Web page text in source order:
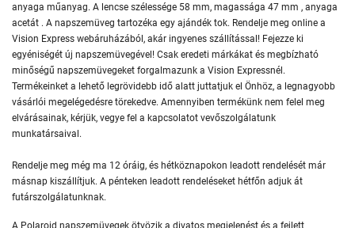
anyaga műanyag. A lencse szélessége 58 mm, magassága 47 mm , anyaga
acetát . A napszemüveg tartozéka egy ajándék tok. Rendelje meg online a
Vision Express webáruházából, akár ingyenes szállítással! Fejezze ki
egyéniségét új napszemüvegével! Csak eredeti márkákat és megbízható
minőségű napszemüvegeket forgalmazunk a Vision Expressnél.
Termékeinket a lehető legrövidebb idő alatt juttatjuk el Önhöz, a legnagyobb
vásárlói megelégedésre törekedve. Amennyiben termékünk nem felel meg
elvárásainak, kérjük, vegye fel a kapcsolatot vevőszolgálatunk
munkatársaival.
Rendelje meg még ma 12 óráig, és hétköznapokon leadott rendelését már
másnap kiszállítjuk. A pénteken leadott rendeléseket hétfőn adjuk át
futárszolgálatunknak.
A Polaroid napszemüvegek ötvözik a divatos megjelenést és a fejlett